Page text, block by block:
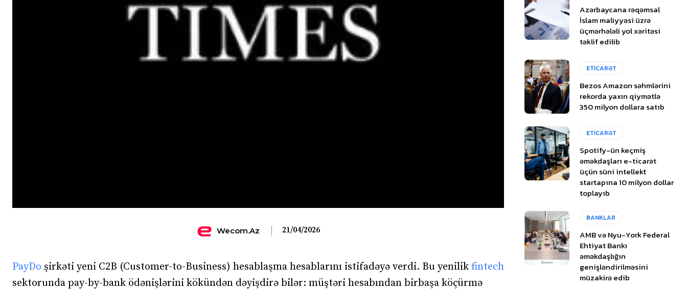
Wecom.az 21/04/2026
PayDo şirkəti yeni C2B (Customer-to-Business) hesablaşma hesablarını istifadəyə verdi. Bu yenilik fintech
sektorunda pay-by-bank ödənişlərini kökündən dəyişdirə bilər: müştəri hesabından birbaşa köçürmə
Azərbaycana rəqəmsal
İslam maliyyəsi üzrə
üçmərhələli yol xəritəsi
təklif edilib
ETİCARƏT
Bezos Amazon səhmlərini
rekorda yaxın qiymətlə
350 milyon dollara satıb
ETİCARƏT
Spotify-ün keçmiş
əməkdaşları e-ticarət
üçün süni intellekt
startapına 10 milyon dollar
toplayıb
BANKLAR
AMB və Nyu-York Federal
Ehtiyat Bankı
əməkdaşlığın
genişləndirilməsini
müzakirə edib